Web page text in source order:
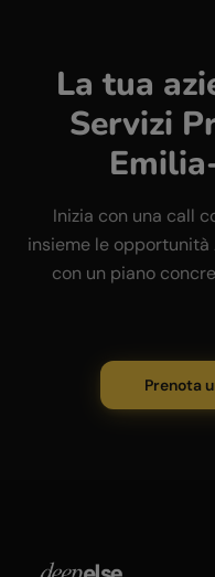
La tua
Servizi
Inizia con una call
insieme le
con un piano
Prenota